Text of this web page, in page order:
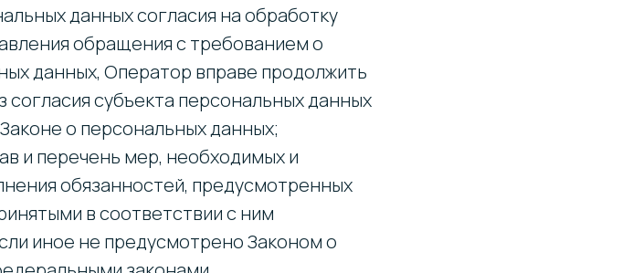
данных согласия на обработку
обращения с требованием о
данных, Оператор вправе продолжить
субъекта персональных данных
о персональных данных;
и перечень мер, необходимых и
обязанностей, предусмотренных
в соответствии с ним
иное не предусмотрено Законом о